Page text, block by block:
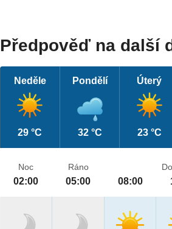
Předpověď na další
Neděle
29 °C
Pondělí
32 °C
Úterý
23 °C
Noc
02:00
Ráno
05:00 08:00